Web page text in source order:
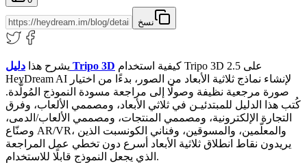
نسخ
يشرح هذا دليل Tripo 3D
HeyDream AI لإنشاء نماذج ثلاثية الأبعاد من الصور، بدءًا من اختيار
صورة مرجعية نظيفة وصولًا إلى مراجعة مسودة النموذج المُولَّدة.
كُتب هذا الدليل للمبتدئيـن في ثلاثي الأبعاد، ومصممي الألعاب، وفرق
التجارة الإلكترونية، ومصممي المنتجات، ومصممي الألعاب/الدمى،
وصنّاع AR/VR، والمعلّمين، والمسوقين، وفناني الكونسبت الذين
يريدون نقاط انطلاق ثلاثية الأبعاد أسرع دون تخطي عمل المراجعة
الذي يجعل النموذج قابلًا للاستخدام.